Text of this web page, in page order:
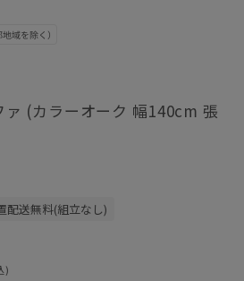
ァ (カラーオーク 幅140cm 張
配送無料(組立なし)
)